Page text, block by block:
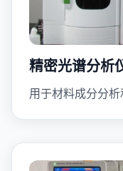
精密光谱分析
用于材料成分分